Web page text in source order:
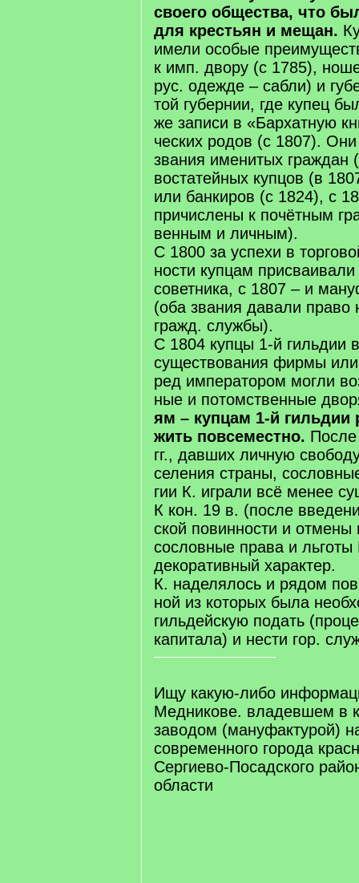
сво­его об­ще­ст­ва, что
для кре­сть­ян и ме­щан.
име­ли осо­бые
к имп. дво­ру (с 1785),
рус. оде­ж­де – саб­ли) и
той гу­бер­нии, где ку­пец
же за­пи­си в «Бар­хат­ную
че­ских ро­дов (с 1807).
зва­ния име­ни­тых
во­ста­тей­ных куп­цов (в
или бан­ки­ров (с 1824), с
при­чис­ле­ны к по­чёт­ным
вен­ным и лич­ным).
С 1800 за ус­пе­хи в
но­сти куп­цам
со­вет­ни­ка, с 1807 – и
(оба зва­ния да­ва­ли пра­во
гражд. служ­бы).
С 1804 куп­цы 1-й гиль­дии
су­ще­ст­во­ва­ния фир­мы
ред им­пе­ра­то­ром мог­ли
ные и по­том­ст­вен­ные
ям – куп­цам 1-й гиль­дии
жить по­все­ме­ст­но.
гг., дав­ших лич­ную
се­ле­ния стра­ны,
гии К. иг­ра­ли всё ме­нее
К кон. 19 в. (по­сле
ской по­вин­но­сти и
со­слов­ные пра­ва и
де­ко­ра­тив­ный ха­рак­тер.
К. на­де­ля­лось и ря­дом
ной из ко­то­рых бы­ла
гиль­дей­скую по­дать
ка­пи­та­ла) и не­сти гор.
Ищу какую-либо
Медникове. владевшем в
заводом (мануфактурой)
современного города
Сергиево-Посадского
области